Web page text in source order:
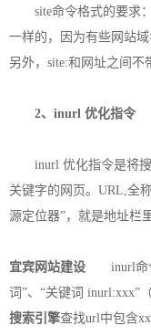
site命令格式的要求：
一样的，因为有些网站
另外，site:和网址之间不
2、inurl 优化指令
inurl 优化指令是将搜
关键字的网页。URL,全
源定位器”，就是地址栏
宜宾网站建设 inurl命令
词”、“关键词 inurl:xxx”
搜索引擎查找url中包含